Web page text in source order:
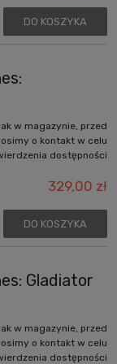
DO KOSZYKA
w magazynie, przed
o kontakt w celu
dostępności
329,00 zł
DO KOSZYKA
Gladiator
w magazynie, przed
o kontakt w celu
dostępności